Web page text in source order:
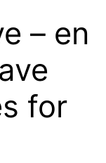
– en
for